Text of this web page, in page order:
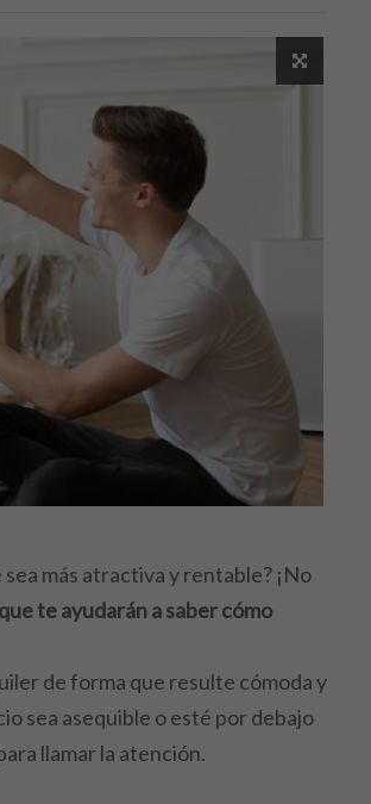
más atractiva y rentable? ¡No
te ayudarán a saber cómo
de forma que resulte cómoda y
sea asequible o esté por debajo
llamar la atención.